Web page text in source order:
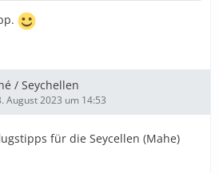
/ Seychellen
August 2023 um 14:53
für die Seycellen (Mahe)